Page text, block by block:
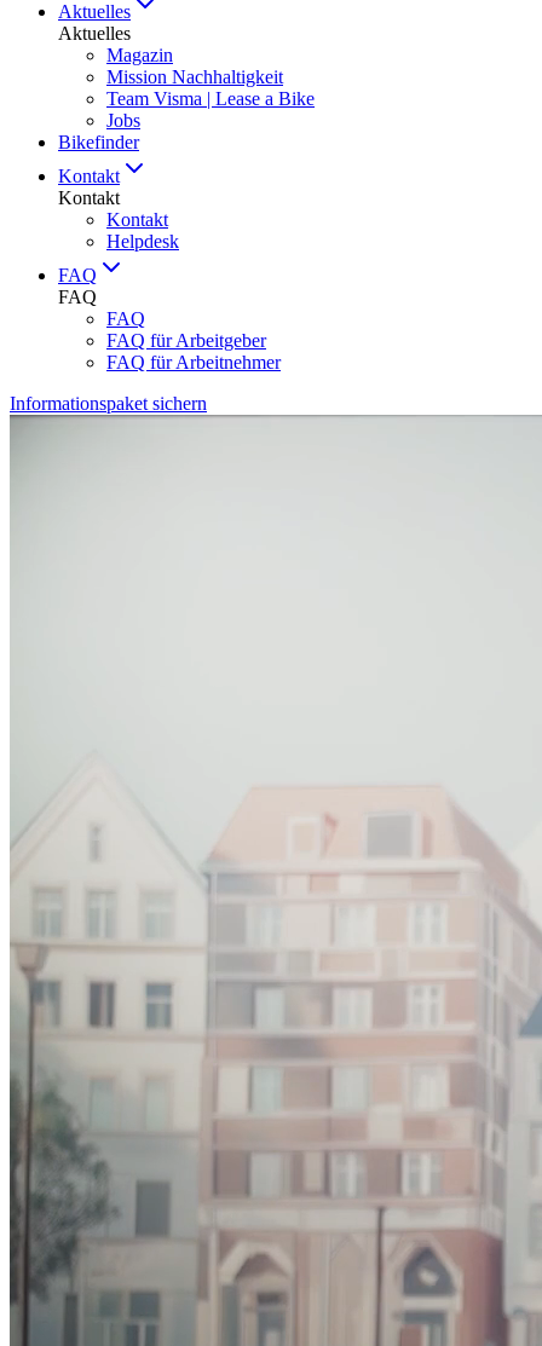
Aktuelles
Aktuelles
Magazin
Mission Nachhaltigkeit
Team Visma | Lease a Bike
Jobs
Bikefinder
Kontakt
Kontakt
Kontakt
Helpdesk
FAQ
FAQ
FAQ
FAQ für Arbeitgeber
FAQ für Arbeitnehmer
Informationspaket sichern